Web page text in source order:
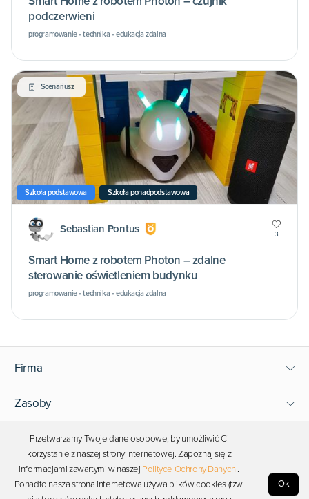
podczerwieni
programowanie • technika • edukacja zdalna
Scenariusz
Szkoła podstawowa Szkoła ponadpodstawowa
Sebastian Pontus 3
Smart Home z robotem Photon – zdalne
sterowanie oświetleniem budynku
programowanie • technika • edukacja zdalna
Firma
Zasoby
Wsparcie
Bądź blisko Photona
Przetwarzamy Twoje dane osobowe, by umożliwić Ci
korzystanie z naszej strony internetowej. Zapoznaj się z
informacjami zawartymi w naszej Polityce Ochrony Danych .
Ponadto nasza strona internetowa używa plików cookies (tzw.
Ok